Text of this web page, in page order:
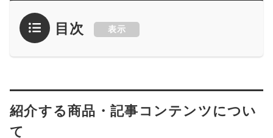
目次 表示
紹介する商品・記事コンテンツについ
て